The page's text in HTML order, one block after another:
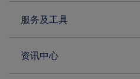
服务及工具
资讯中心